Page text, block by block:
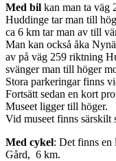
Med bil kan man ta väg
Huddinge tar man till
ca 6 km tar man av till
Man kan också åka
av på väg 259 riktning
svänger man till höger
Stora parkeringar finns
Fortsätt sedan en kort
Museet ligger till höger.
Vid museet finns särskilt
Med cykel: Det finns
Gård, 6 km.